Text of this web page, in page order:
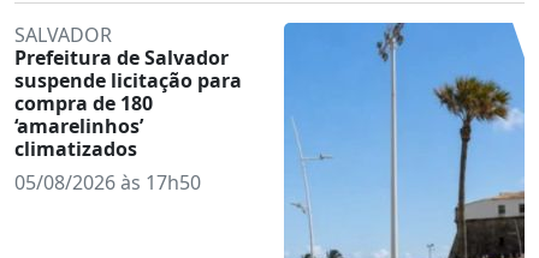
SALVADOR
Prefeitura de Salvador
suspende licitação para
compra de 180
‘amarelinhos’
climatizados
05/08/2026 às 17h50